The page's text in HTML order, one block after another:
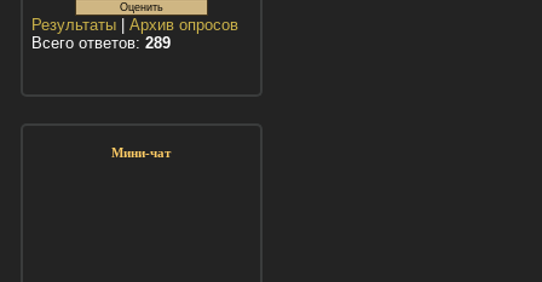
Результаты| Архив опросов
Всего ответов: 289
Мини-чат